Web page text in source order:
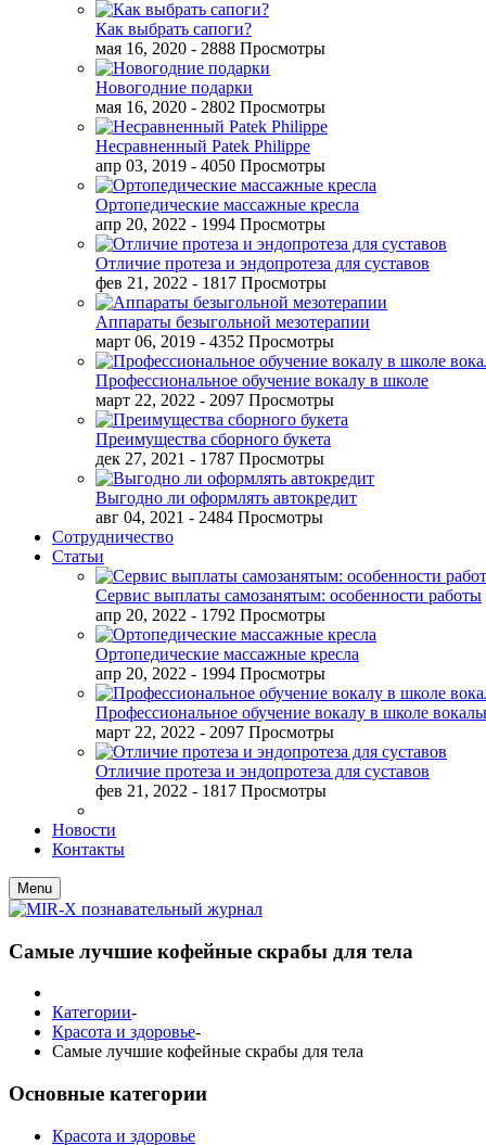
Как выбрать сапоги?
мая 16, 2020 - 2888 Просмотры
Новогодние подарки
мая 16, 2020 - 2802 Просмотры
Несравненный Patek Philippe
апр 03, 2019 - 4050 Просмотры
Ортопедические массажные кресла
апр 20, 2022 - 1994 Просмотры
Отличие протеза и эндопротеза для суставов
фев 21, 2022 - 1817 Просмотры
Аппараты безыгольной мезотерапии
март 06, 2019 - 4352 Просмотры
Профессиональное обучение вокалу в школе
март 22, 2022 - 2097 Просмотры
Преимущества сборного букета
дек 27, 2021 - 1787 Просмотры
Выгодно ли оформлять автокредит
авг 04, 2021 - 2484 Просмотры
Сотрудничество
Статьи
Сервис выплаты самозанятым: особенности работы
апр 20, 2022 - 1792 Просмотры
Ортопедические массажные кресла
апр 20, 2022 - 1994 Просмотры
Профессиональное обучение вокалу в школе
март 22, 2022 - 2097 Просмотры
Отличие протеза и эндопротеза для суставов
фев 21, 2022 - 1817 Просмотры
Новости
Контакты
Menu
Самые лучшие кофейные скрабы для тела
Категории-
Красота и здоровье-
Самые лучшие кофейные скрабы для тела
Основные категории
Красота и здоровье